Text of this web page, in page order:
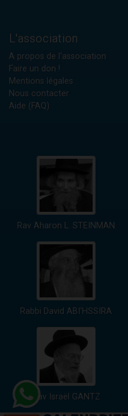
L'association
A propos de l'association
Faire un don !
Mentions légales
Nous contacter
Aide (FAQ)
Rav Aharon L. STEINMAN
Rabbi David ABI'HSSIRA
Rav Israël GANTZ